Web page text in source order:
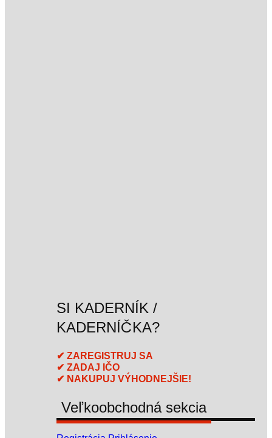
SI KADERNÍK /
KADERNÍČKA?
✔ ZAREGISTRUJ SA
✔ ZADAJ IČO
✔ NAKUPUJ VÝHODNEJŠIE!
Veľkoobchodná sekcia